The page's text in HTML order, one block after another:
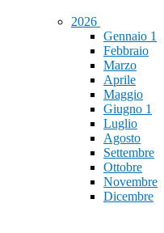
2026
Gennaio 1
Febbraio
Marzo
Aprile
Maggio
Giugno 1
Luglio
Agosto
Settembre
Ottobre
Novembre
Dicembre